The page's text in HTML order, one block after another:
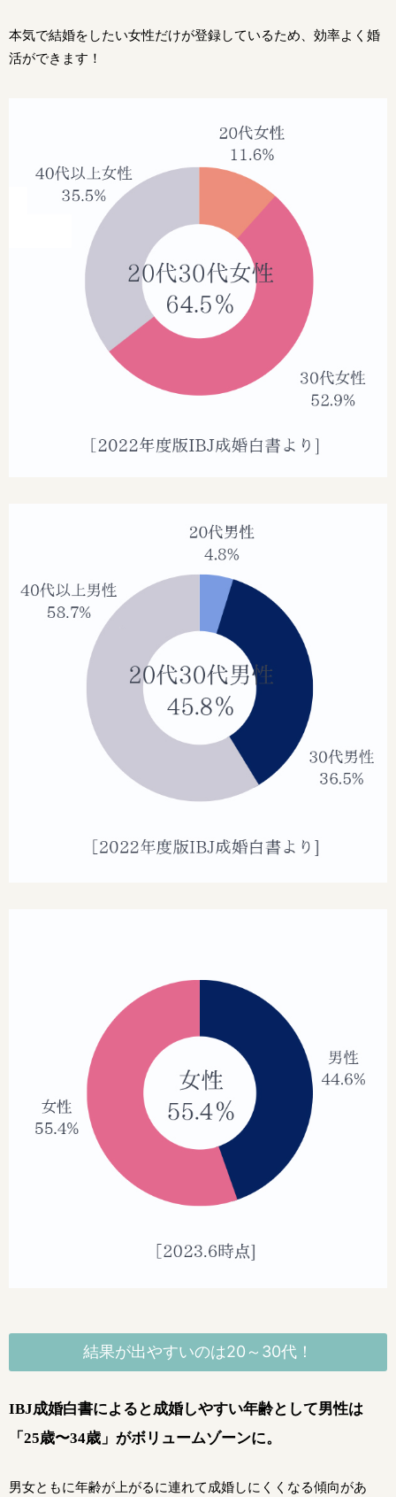
本気で結婚をしたい女性だけが登録しているため、効率よく婚
活ができます！
結果が出やすいのは20～30代！
IBJ成婚白書によると成婚しやすい年齢として男性は
「25歳〜34歳」がボリュームゾーンに。
男女ともに年齢が上がるに連れて成婚しにくくなる傾向があ